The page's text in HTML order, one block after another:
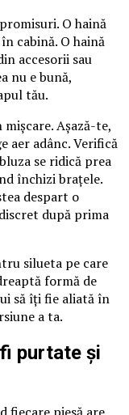
O haină
cabină. O haină
accesorii sau
nu e bună,
tău.
Așază-te,
aer adânc. Verifică
se ridică prea
închizi brațele.
despart o
după prima
silueta pe care
formă de
să îți fie aliată în
a ta.
purtate și